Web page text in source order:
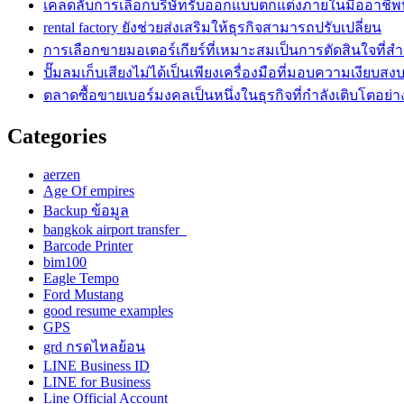
เคล็ดลับการเลือกบริษัทรับออกแบบตกแต่งภายในมืออาชี
rental factory ยังช่วยส่งเสริมให้ธุรกิจสามารถปรับเปลี่ยน
การเลือกขายมอเตอร์เกียร์ที่เหมาะสมเป็นการตัดสินใจที่ส
ปั๊มลมเก็บเสียงไม่ได้เป็นเพียงเครื่องมือที่มอบความเงียบสงบ
ตลาดซื้อขายเบอร์มงคลเป็นหนึ่งในธุรกิจที่กำลังเติบโตอย่า
Categories
aerzen
Age Of empires
Backup ข้อมูล
bangkok airport transfer
Barcode Printer
bim100
Eagle Tempo
Ford Mustang
good resume examples
GPS
grd กรดไหลย้อน
LINE Business ID
LINE for Business
Line Official Account